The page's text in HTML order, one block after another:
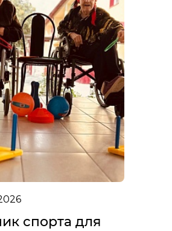
спорта для